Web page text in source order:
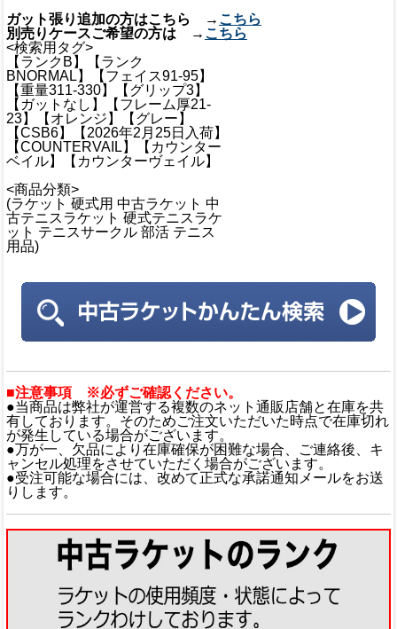
ガット張り追加の方はこちら → こちら
別売りケースご希望の方は → こちら
<検索用タグ>
【ランクB】【ランク
BNORMAL】【フェイス91-95】
【重量311-330】【グリップ3】
【ガットなし】【フレーム厚21-
23】【オレンジ】【グレー】
【CSB6】【2026年2月25日入荷】
【COUNTERVAIL】【カウンター
ベイル】【カウンターヴェイル】
<商品分類>
(ラケット 硬式用 中古ラケット 中
古テニスラケット 硬式テニスラケ
ット テニスサークル 部活 テニス
用品)
■注意事項 ※必ずご確認ください。
●当商品は弊社が運営する複数のネット通販店舗と在庫を共
有しております。そのためご注文いただいた時点で在庫切れ
が発生している場合がございます。
●万が一、欠品により在庫確保が困難な場合、ご連絡後、キ
ャンセル処理をさせていただく場合がございます。
●受注可能な場合には、改めて正式な承諾通知メールをお送
りします。